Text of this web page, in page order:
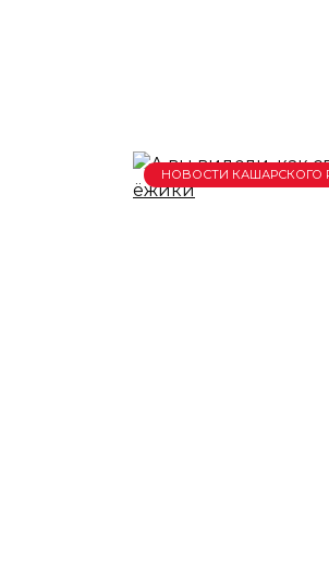
НОВОСТИ КАШАРСКОГО